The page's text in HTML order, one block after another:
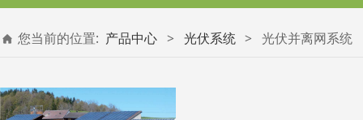
您当前的位置: 产品中心 > 光伏系统 > 光伏并离网系统